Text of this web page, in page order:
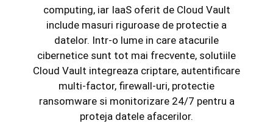
computing, iar IaaS oferit de Cloud Vault
include masuri riguroase de protectie a
datelor. Intr-o lume in care atacurile
cibernetice sunt tot mai frecvente, solutiile
Cloud Vault integreaza criptare, autentificare
multi-factor, firewall-uri, protectie
ransomware si monitorizare 24/7 pentru a
proteja datele afacerilor.